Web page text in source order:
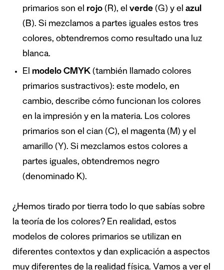
primarios son el rojo (R), el verde (G) y el azul
(B). Si mezclamos a partes iguales estos tres
colores, obtendremos como resultado una luz
blanca.
El modelo CMYK (también llamado colores
primarios sustractivos): este modelo, en
cambio, describe cómo funcionan los colores
en la impresión y en la materia. Los colores
primarios son el cian (C), el magenta (M) y el
amarillo (Y). Si mezclamos estos colores a
partes iguales, obtendremos negro
(denominado K).
¿Hemos tirado por tierra todo lo que sabías sobre
la teoría de los colores? En realidad, estos
modelos de colores primarios se utilizan en
diferentes contextos y dan explicación a aspectos
muy diferentes de la realidad física. Vamos a ver el